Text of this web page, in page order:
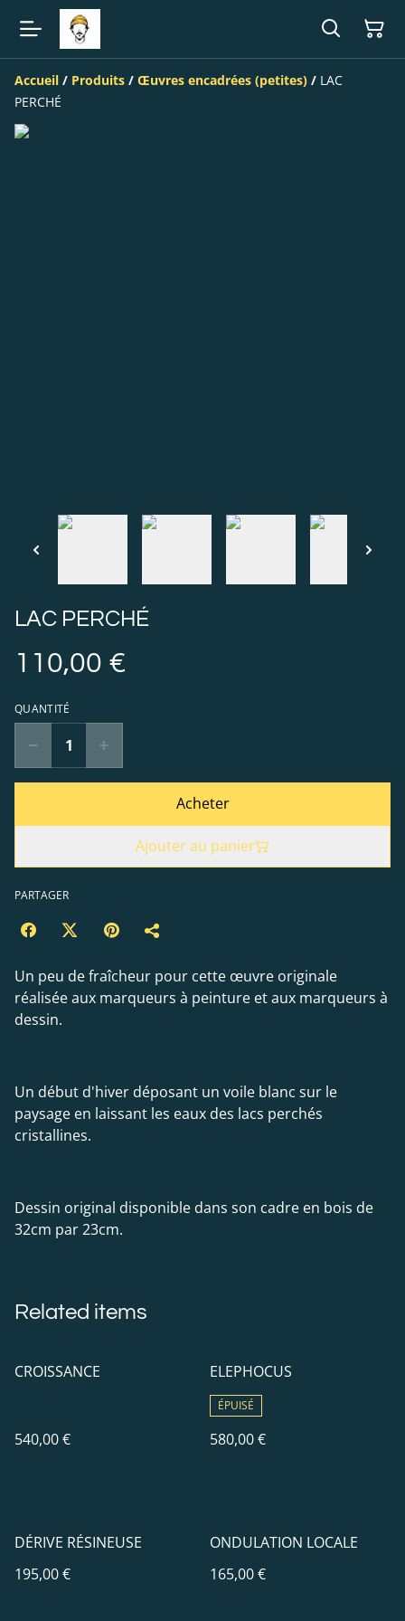
Accueil / Produits / Œuvres encadrées (petites) / LAC
PERCHÉ
LAC PERCHÉ
110,00 €
QUANTITÉ
Acheter
Ajouter au panier
PARTAGER
Un peu de fraîcheur pour cette œuvre originale
réalisée aux marqueurs à peinture et aux marqueurs à
dessin.
Un début d'hiver déposant un voile blanc sur le
paysage en laissant les eaux des lacs perchés
cristallines.
Dessin original disponible dans son cadre en bois de
32cm par 23cm.
Related items
CROISSANCE
540,00 €
ELEPHOCUS
ÉPUISÉ
580,00 €
DÉRIVE RÉSINEUSE
195,00 €
ONDULATION LOCALE
165,00 €